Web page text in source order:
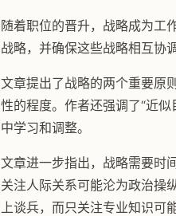
随着职位的晋升，战略成为工
战略，并确保这些战略相互协
文章提出了战略的两个重要原
性的程度。作者还强调了“近
中学习和调整。
文章进一步指出，战略需要时
关注人际关系可能沦为政治操
上谈兵，而只关注专业知识可